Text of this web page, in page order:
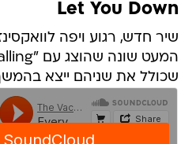
Let You Down
שיר חדש, רגוע ויפה
שכולל את שניהם ייצא